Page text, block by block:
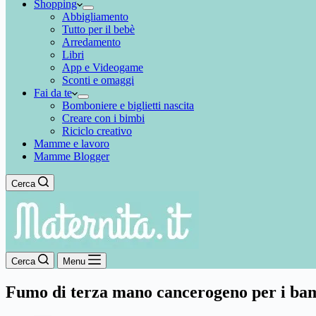
Shopping
Abbigliamento
Tutto per il bebè
Arredamento
Libri
App e Videogame
Sconti e omaggi
Fai da te
Bomboniere e biglietti nascita
Creare con i bimbi
Riciclo creativo
Mamme e lavoro
Mamme Blogger
Cerca
Cerca Menu
Fumo di terza mano cancerogeno per i